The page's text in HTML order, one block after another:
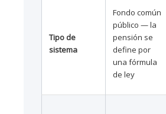
Tipo de
sistema
Fondo común
público — la
pensión se
define por
una fórmula
de ley